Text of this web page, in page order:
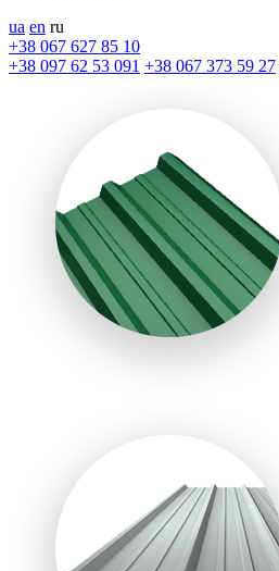
ua en ru
+38 067 627 85 10
+38 097 62 53 091 +38 067 373 59 27